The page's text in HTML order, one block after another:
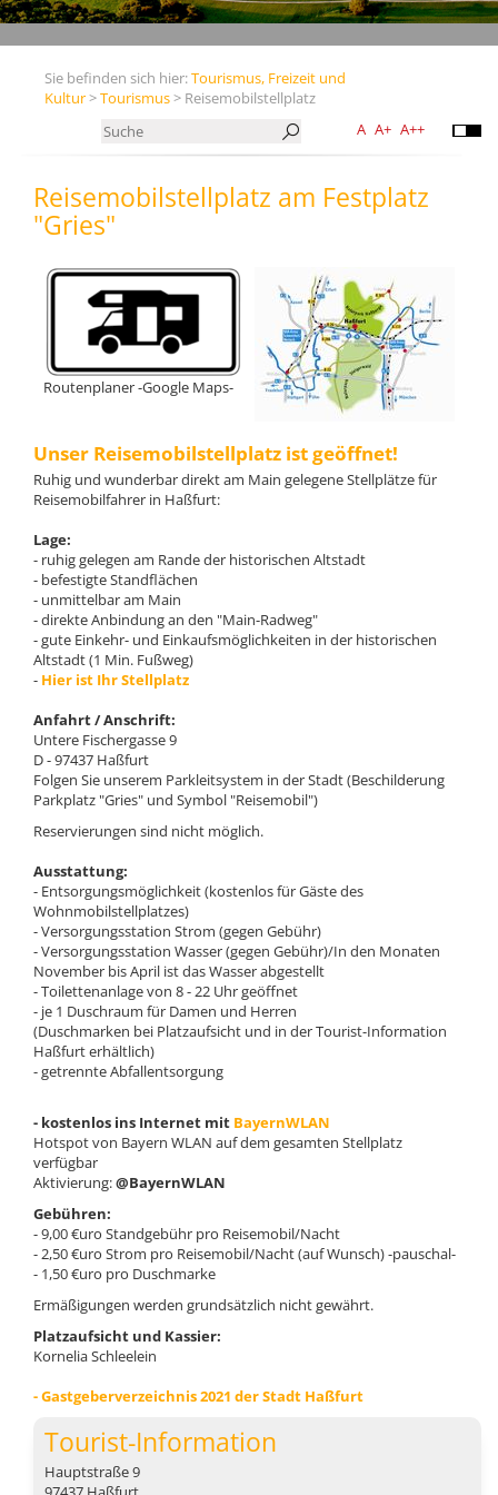
Sie befinden sich hier:Tourismus, Freizeit und
Kultur>Tourismus> Reisemobilstellplatz
A A+ A++
Reisemobilstellplatz am Festplatz
"Gries"
Routenplaner -Google Maps-
Unser Reisemobilstellplatz ist geöffnet!
Ruhig und wunderbar direkt am Main gelegene Stellplätze für
Reisemobilfahrer in Haßfurt:
Lage:
- ruhig gelegen am Rande der historischen Altstadt
- befestigte Standflächen
- unmittelbar am Main
- direkte Anbindung an den "Main-Radweg"
- gute Einkehr- und Einkaufsmöglichkeiten in der historischen
Altstadt (1 Min. Fußweg)
- Hier ist Ihr Stellplatz
Anfahrt / Anschrift:
Untere Fischergasse 9
D - 97437 Haßfurt
Folgen Sie unserem Parkleitsystem in der Stadt (Beschilderung
Parkplatz "Gries" und Symbol "Reisemobil")
Reservierungen sind nicht möglich.
Ausstattung:
- Entsorgungsmöglichkeit (kostenlos für Gäste des
Wohnmobilstellplatzes)
- Versorgungsstation Strom (gegen Gebühr)
- Versorgungsstation Wasser (gegen Gebühr)/In den Monaten
November bis April ist das Wasser abgestellt
- Toilettenanlage von 8 - 22 Uhr geöffnet
- je 1 Duschraum für Damen und Herren
(Duschmarken bei Platzaufsicht und in der Tourist-Information
Haßfurt erhältlich)
- getrennte Abfallentsorgung
- kostenlos ins Internet mit BayernWLAN
Hotspot von Bayern WLAN auf dem gesamten Stellplatz
verfügbar
Aktivierung:@BayernWLAN
Gebühren:
- 9,00 €uro Standgebühr pro Reisemobil/Nacht
- 2,50 €uro Strom pro Reisemobil/Nacht (auf Wunsch) -pauschal-
- 1,50 €uro pro Duschmarke
Ermäßigungen werden grundsätzlich nicht gewährt.
Platzaufsicht und Kassier:
Kornelia Schleelein
- Gastgeberverzeichnis 2021 der Stadt Haßfurt
Tourist-Information
Hauptstraße 9